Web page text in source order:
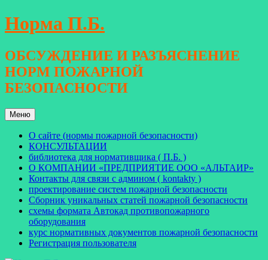
Перейти
к
Норма П.Б.
ОБСУЖДЕНИЕ И РАЗЪЯСНЕНИЕ
НОРМ ПОЖАРНОЙ
БЕЗОПАСНОСТИ
Меню
О сайте (нормы пожарной безопасности)
КОНСУЛЬТАЦИИ
библиотека для нормативщика ( П.Б. )
О КОМПАНИИ «ПРЕДПРИЯТИЕ ООО «АЛЬТАИР»
Контакты для связи с админом ( kontakty )
проектирование систем пожарной безопасности
Сборник уникальных статей пожарной безопасности
схемы формата Автокад противопожарного
оборудования
курс нормативных документов пожарной безопасности
Регистрация пользователя